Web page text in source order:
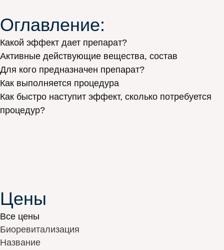
Оглавление:
Какой эффект дает препарат?
Активные действующие вещества, состав
Для кого предназначен препарат?
Как выполняется процедура
Как быстро наступит эффект, сколько потребуется
процедур?
Цены
Все цены
Биоревитализация
Название